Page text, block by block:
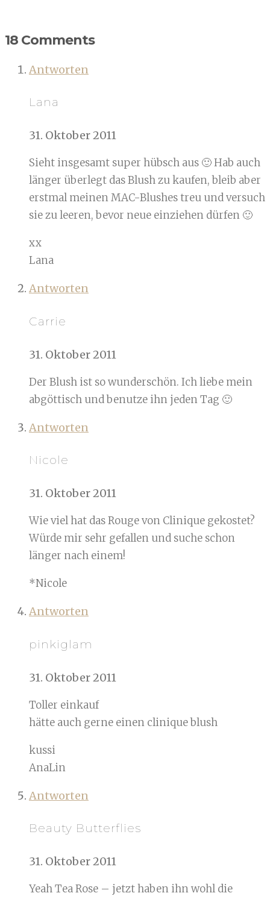
18 Comments
Antworten
Lana
31. Oktober 2011
Sieht insgesamt super hübsch aus 🙂 Hab auch
länger überlegt das Blush zu kaufen, bleib aber
erstmal meinen MAC-Blushes treu und versuch
sie zu leeren, bevor neue einziehen dürfen 🙂
xx
Lana
Antworten
Carrie
31. Oktober 2011
Der Blush ist so wunderschön. Ich liebe mein
abgöttisch und benutze ihn jeden Tag 🙂
Antworten
Nicole
31. Oktober 2011
Wie viel hat das Rouge von Clinique gekostet?
Würde mir sehr gefallen und suche schon
länger nach einem!
*Nicole
Antworten
pinkiglam
31. Oktober 2011
Toller einkauf
hätte auch gerne einen clinique blush
kussi
AnaLin
Antworten
Beauty Butterflies
31. Oktober 2011
Yeah Tea Rose – jetzt haben ihn wohl die